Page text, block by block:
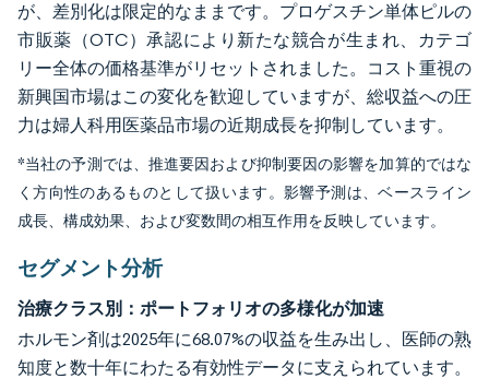
が、差別化は限定的なままです。プロゲスチン単体ピルの
市販薬（OTC）承認により新たな競合が生まれ、カテゴ
リー全体の価格基準がリセットされました。コスト重視の
新興国市場はこの変化を歓迎していますが、総収益への圧
力は婦人科用医薬品市場の近期成長を抑制しています。
*当社の予測では、推進要因および抑制要因の影響を加算的ではな
く方向性のあるものとして扱います。影響予測は、ベースライン
成長、構成効果、および変数間の相互作用を反映しています。
セグメント分析
治療クラス別：ポートフォリオの多様化が加速
ホルモン剤は2025年に68.07%の収益を生み出し、医師の熟
知度と数十年にわたる有効性データに支えられています。